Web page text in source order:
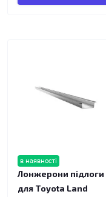
в наявності
Лонжерони підлоги
для Toyota Land